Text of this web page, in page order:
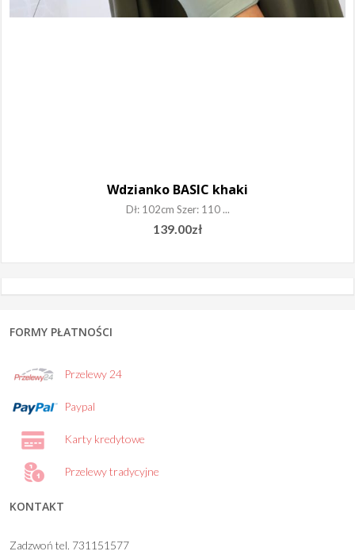
Wdzianko BASIC khaki
Dł: 102cm Szer: 110 ...
139.00zł
FORMY PŁATNOŚCI
Przelewy 24
Paypal
Karty kredytowe
Przelewy tradycyjne
KONTAKT
Zadzwoń tel. 731151577